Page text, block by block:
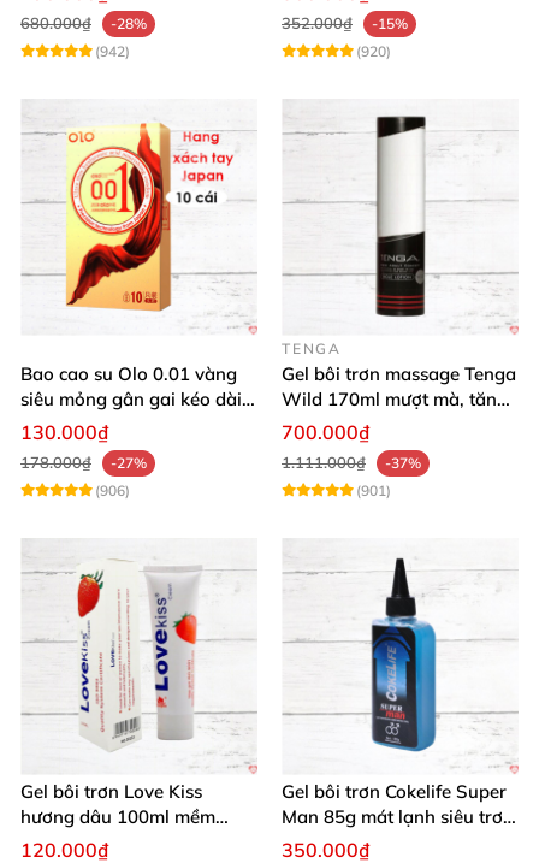
680.000₫
-28%
(942)
352.000₫
-15%
(920)
Bao cao su Olo 0.01 vàng
siêu mỏng gân gai kéo dài
yêu đỉnh
130.000₫
178.000₫
-27%
(906)
TENGA
Gel bôi trơn massage Tenga
Wild 170ml mượt mà, tăng
khoái cảm
700.000₫
1.111.000₫
-37%
(901)
Gel bôi trơn Love Kiss
hương dâu 100ml mềm
mượt an toàn thơm
120.000₫
Gel bôi trơn Cokelife Super
Man 85g mát lạnh siêu trơn
an toàn
350.000₫